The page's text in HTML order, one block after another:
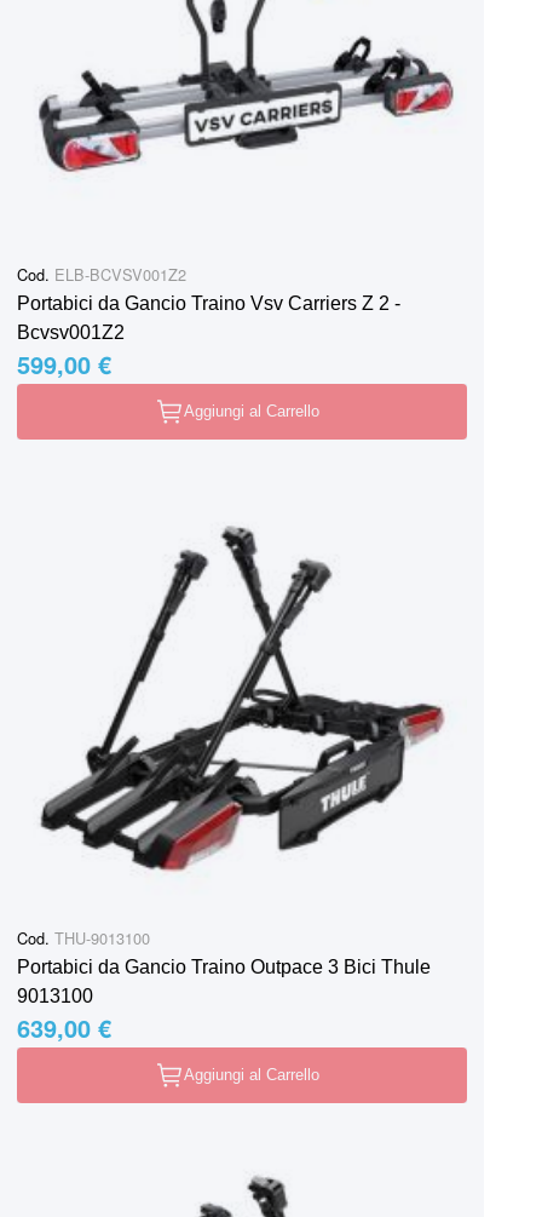
Cod. ELB-BCVSV001Z2
Portabici da Gancio Traino Vsv Carriers Z 2 -
Bcvsv001Z2
599,00 €
Aggiungi al Carrello
Cod. THU-9013100
Portabici da Gancio Traino Outpace 3 Bici Thule
9013100
639,00 €
Aggiungi al Carrello